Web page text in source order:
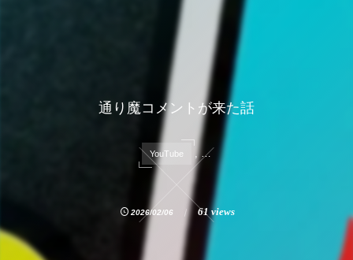
通り魔コメントが来た話
YouTube , …
2026/02/06 61 views